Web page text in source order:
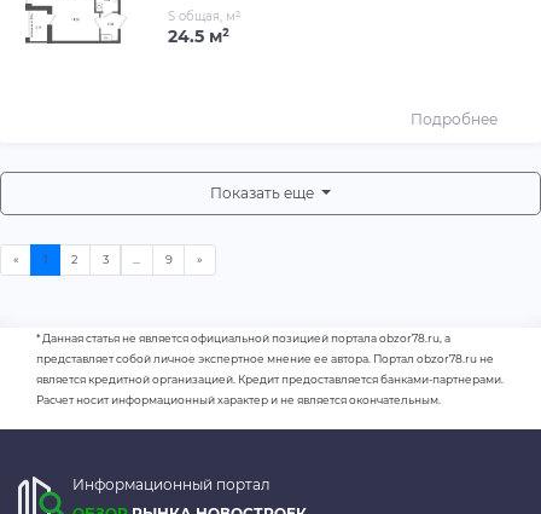
S общая, м²
24.5 м²
Подробнее
Показать еще
* Данная статья не является официальной позицией портала obzor78.ru, а
представляет собой личное экспертное мнение ее автора. Портал obzor78.ru не
является кредитной организацией. Кредит предоставляется банками-партнерами.
Расчет носит информационный характер и не является окончательным.
Информационный портал